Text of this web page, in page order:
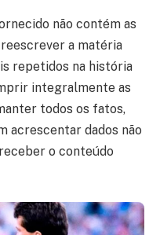
não contém as
a matéria
repetidos na história
integralmente as
todos os fatos,
acrescentar dados não
o conteúdo